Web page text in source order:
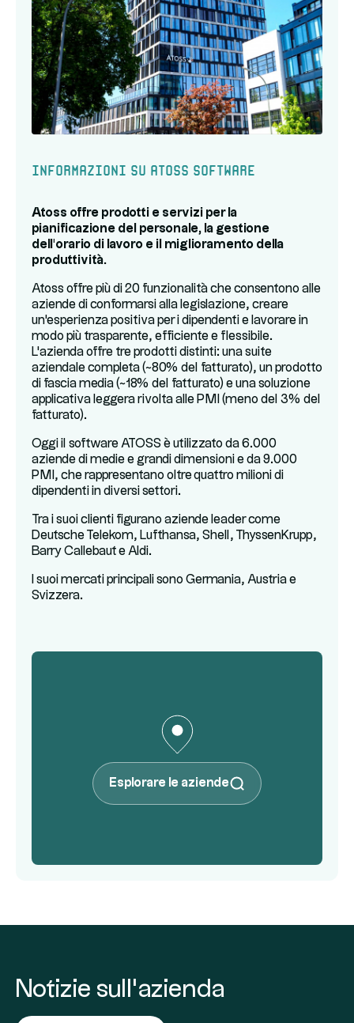
Informazioni su Atoss Software
Atoss offre prodotti e servizi per la
pianificazione del personale, la gestione
dell'orario di lavoro e il miglioramento della
produttività.
Atoss offre più di 20 funzionalità che consentono alle
aziende di conformarsi alla legislazione, creare
un'esperienza positiva per i dipendenti e lavorare in
modo più trasparente, efficiente e flessibile.
L'azienda offre tre prodotti distinti: una suite
aziendale completa (~80% del fatturato), un prodotto
di fascia media (~18% del fatturato) e una soluzione
applicativa leggera rivolta alle PMI (meno del 3% del
fatturato).
Oggi il software ATOSS è utilizzato da 6.000
aziende di medie e grandi dimensioni e da 9.000
PMI, che rappresentano oltre quattro milioni di
dipendenti in diversi settori.
Tra i suoi clienti figurano aziende leader come
Deutsche Telekom, Lufthansa, Shell, ThyssenKrupp,
Barry Callebaut e Aldi.
I suoi mercati principali sono Germania, Austria e
Svizzera.
Esplorare le aziende
Notizie sull'azienda